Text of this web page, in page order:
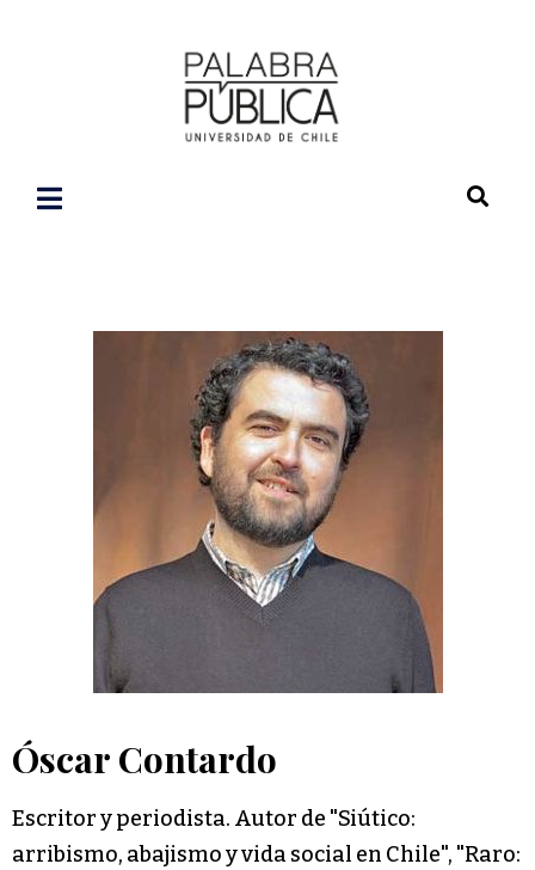
Óscar Contardo
Escritor y periodista. Autor de "Siútico:
arribismo, abajismo y vida social en Chile", "Raro: